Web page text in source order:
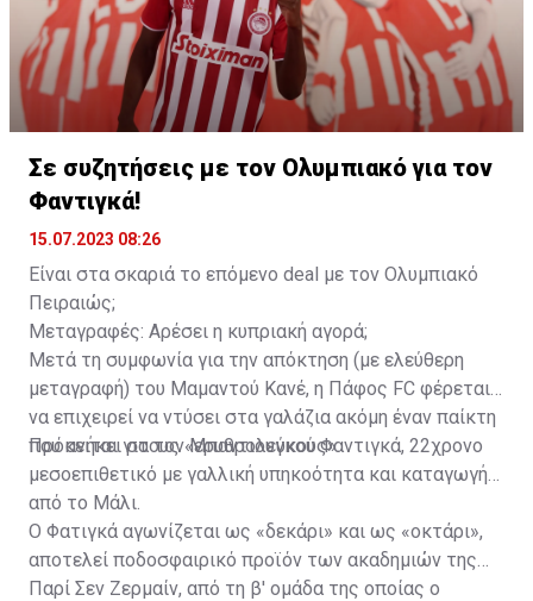
σεζόν, την τελευταία του στον γερμανικό σύλλογο. Εν
τέλει το 2021 η Λοκομοτίβ Μόσχας τον αγόρασε και
έτσι ο Γεντβάι συνέχισε την καριέρα του στη Ρωσία.
Εκεί έπαιξε για μιάμιση σεζόν, προτού ζητήσει να
φύγει το χειμώνα του 2023, λόγω του αποκλεισμού
των ρωσικών ομάδων από τις ευρωπαϊκές
διοργανώσεις. Δόθηκε δανεικός στην Αλ Αΐν όπου
αγωνίστηκε έως τον περασμένο Μάιο.
Σε συζητήσεις με τον Ολυμπιακό για τον
Φαντιγκά!
15.07.2023 08:26
Είναι στα σκαριά το επόμενο deal με τον Ολυμπιακό
Πειραιώς;
Μεταγραφές: Αρέσει η κυπριακή αγορά;
Μετά τη συμφωνία για την απόκτηση (με ελεύθερη
μεταγραφή) του Μαμαντού Κανέ, η Πάφος FC φέρεται
να επιχειρεί να ντύσει στα γαλάζια ακόμη έναν παίκτη
που ανήκει στους «ερυθρολεύκους».
Πρόκειται για τον Μπαντιουγκού Φαντιγκά, 22χρονο
μεσοεπιθετικό με γαλλική υπηκοότητα και καταγωγή
από το Μάλι.
Ο Φατιγκά αγωνίζεται ως «δεκάρι» και ως «οκτάρι»,
αποτελεί ποδοσφαιρικό προϊόν των ακαδημιών της
Παρί Σεν Ζερμαίν, από τη β' ομάδα της οποίας ο